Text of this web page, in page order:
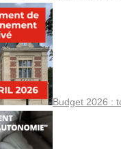
Budget 2026 :